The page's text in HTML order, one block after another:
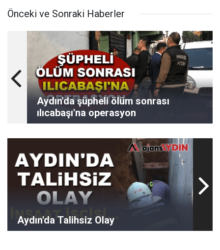
Önceki ve Sonraki Haberler
Aydın'da şüpheli ölüm sonrası
ılıcabaşı'na operasyon
Aydın'da Talihsiz Olay